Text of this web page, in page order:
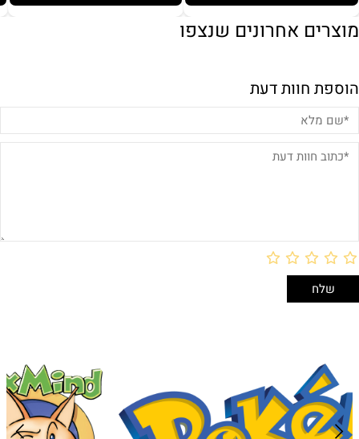
מתנה:
מוצרים אחרונים שנצפו
הוספת חוות דעת